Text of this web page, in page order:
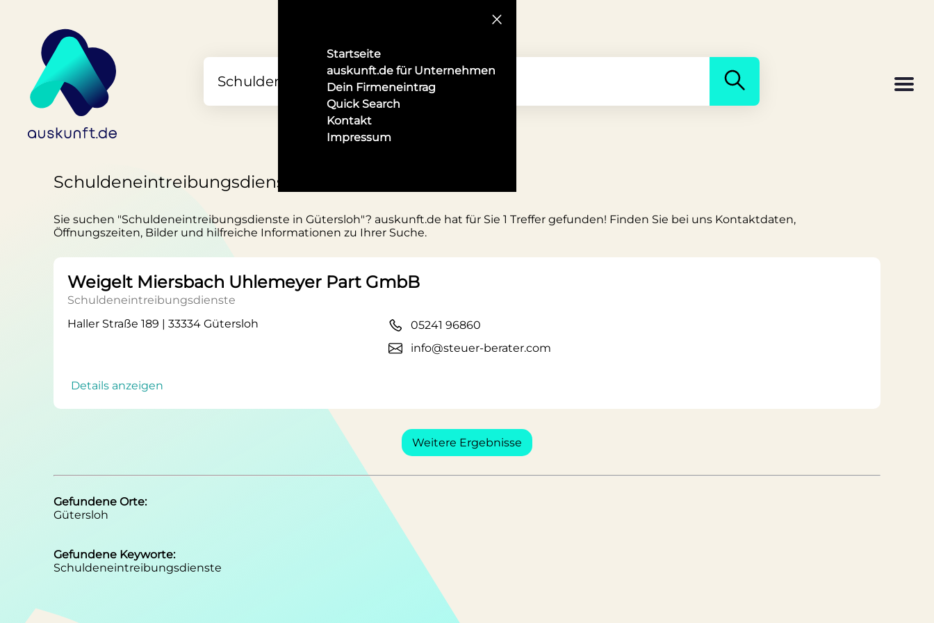
Startseite
auskunft.de für Unternehmen
Dein Firmeneintrag
Quick Search
Kontakt
Impressum
Schuldeneintreibungsdienste in Gütersloh
Sie suchen "Schuldeneintreibungsdienste in Gütersloh"? auskunft.de hat für Sie 1 Treffer gefunden! Finden Sie bei uns Kontaktdaten,
Öffnungszeiten, Bilder und hilfreiche Informationen zu Ihrer Suche.
Weigelt Miersbach Uhlemeyer Part GmbB
Schuldeneintreibungsdienste
Haller Straße 189 | 33334 Gütersloh
Details anzeigen
05241 96860
info@steuer-berater.com
Weitere Ergebnisse
Gefundene Orte:
Gütersloh
Gefundene Keyworte:
Schuldeneintreibungsdienste